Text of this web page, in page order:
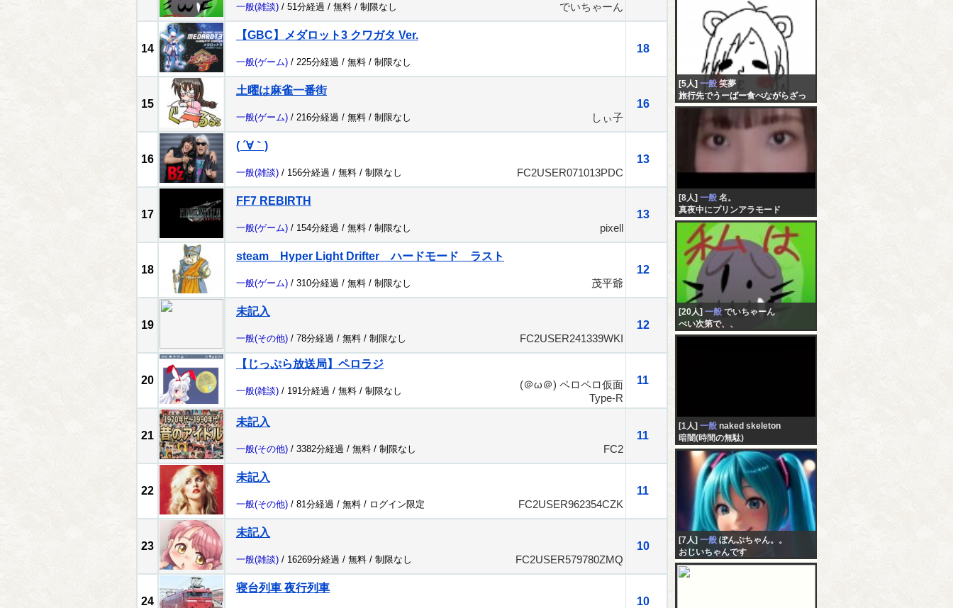
一般(雑談) / 51分経過 / 無料 / 制限なし でいちゃーん
14
【GBC】メダロット3 クワガタ Ver.
18
一般(ゲーム) / 225分経過 / 無料 / 制限なし
15
土曜は麻雀一番街
16
一般(ゲーム) / 216分経過 / 無料 / 制限なし しぃ子
16
( ´∀｀)
13
一般(雑談) / 156分経過 / 無料 / 制限なし FC2USER071013PDC
17
FF7 REBIRTH
13
一般(ゲーム) / 154分経過 / 無料 / 制限なし pixell
18
steam Hyper Light Drifter ハードモード ラスト
12
一般(ゲーム) / 310分経過 / 無料 / 制限なし 茂平爺
19
未記入
12
一般(その他) / 78分経過 / 無料 / 制限なし FC2USER241339WKI
20
【じっぷら放送局】ペロラジ
11
一般(雑談) / 191分経過 / 無料 / 制限なし
(＠ω＠) ペロペロ仮面
Type-R
21
未記入
11
一般(その他) / 3382分経過 / 無料 / 制限なし FC2
22
未記入
11
一般(その他) / 81分経過 / 無料 / ログイン限定 FC2USER962354CZK
23
未記入
10
一般(雑談) / 16269分経過 / 無料 / 制限なし FC2USER579780ZMQ
24
寝台列車 夜行列車
10
[5人] 一般 笑夢
旅行先でうーばー食べながらざっ
つだーん
[8人] 一般 名。
真夜中にプリンアラモード
[20人] 一般 でいちゃーん
ぺい次第で、、
[1人] 一般 naked skeleton
暗闇(時間の無駄)
[7人] 一般 ぽんぷちゃん。。
おじいちゃんです